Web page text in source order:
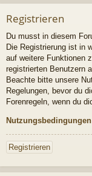
Registrieren
Du musst in diesem
Die Registrierung ist in
auf weitere Funktionen
registrierten Benutzern
Beachte bitte unsere
Regelungen, bevor du
Forenregeln, wenn du
Nutzungsbedingungen
Registrieren